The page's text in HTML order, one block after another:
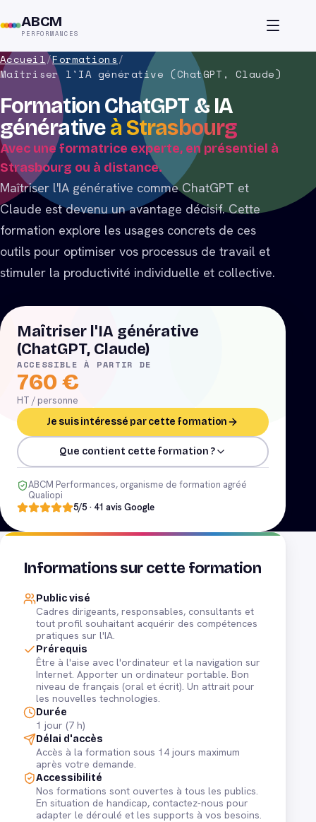
ABCM
PERFORMANCES
Accueil/Formations/
Maîtriser l'IA générative (ChatGPT, Claude)
Formation ChatGPT & IA
générativeà Strasbourg
Avec une formatrice experte, en présentiel à
Strasbourg ou à distance.
Maîtriser l'IA générative comme ChatGPT et
Claude est devenu un avantage décisif. Cette
formation explore les usages concrets de ces
outils pour optimiser vos processus de travail et
stimuler la productivité individuelle et collective.
Maîtriser l'IA générative
(ChatGPT, Claude)
ACCESSIBLE À PARTIR DE
760€
HT / personne
Je suis intéressé par cette formation
Que contient cette formation ?
ABCM Performances, organisme de formation agréé
Qualiopi
5/5 · 41 avis Google
Informations sur cette formation
Public visé
Cadres dirigeants, responsables, consultants et
tout profil souhaitant acquérir des compétences
pratiques sur l'IA.
Prérequis
Être à l'aise avec l'ordinateur et la navigation sur
Internet. Apporter un ordinateur portable. Bon
niveau de français (oral et écrit). Un attrait pour
les nouvelles technologies.
Durée
1 jour (7 h)
Délai d'accès
Accès à la formation sous 14 jours maximum
après votre demande.
Accessibilité
Nos formations sont ouvertes à tous les publics.
En situation de handicap, contactez-nous pour
adapter le déroulé et les supports à vos besoins.